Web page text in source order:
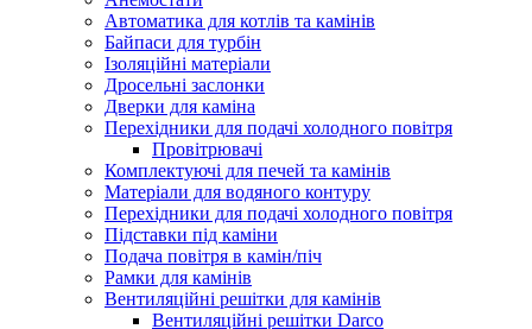
Автоматика для котлів та камінів
Байпаси для турбін
Ізоляційні матеріали
Дросельні заслонки
Дверки для каміна
Перехідники для подачі холодного повітря
Провітрювачі
Комплектуючі для печей та камінів
Матеріали для водяного контуру
Перехідники для подачі холодного повітря
Підставки під каміни
Подача повітря в камін/піч
Рамки для камінів
Вентиляційні решітки для камінів
Вентиляційні решітки Darco